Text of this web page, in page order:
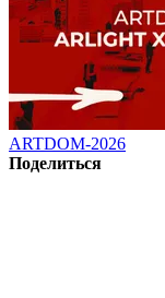
ARTDOM-2026
Поделиться